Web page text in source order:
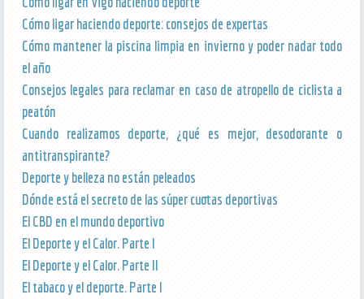
Cómo ligar haciendo deporte: consejos de expertas
Cómo mantener la piscina limpia en invierno y poder nadar todo
el año
Consejos legales para reclamar en caso de atropello de ciclista a
peatón
Cuando realizamos deporte, ¿qué es mejor, desodorante o
antitranspirante?
Deporte y belleza no están peleados
Dónde está el secreto de las súper cuotas deportivas
El CBD en el mundo deportivo
El Deporte y el Calor. Parte I
El Deporte y el Calor. Parte II
El tabaco y el deporte. Parte I